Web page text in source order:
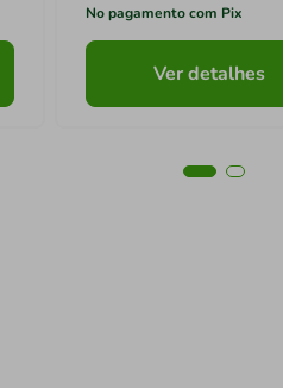
No pagamento com Pix
Ver detalhes